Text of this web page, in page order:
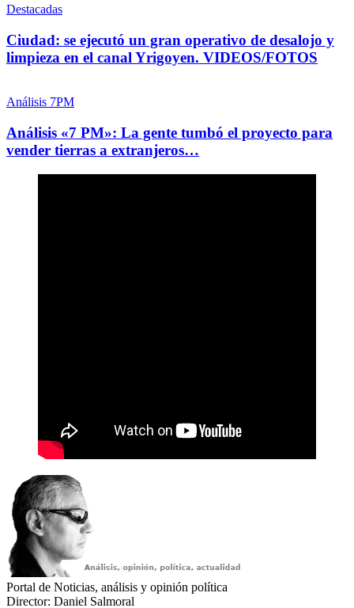
Destacadas
Ciudad: se ejecutó un gran operativo de desalojo y
limpieza en el canal Yrigoyen. VIDEOS/FOTOS
Análisis 7PM
Análisis «7 PM»: La gente tumbó el proyecto para
vender tierras a extranjeros…
Portal de Noticias, análisis y opinión política
Director: Daniel Salmoral